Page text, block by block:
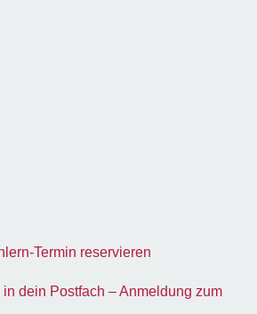
Termin reservieren
dein Postfach – Anmeldung zum